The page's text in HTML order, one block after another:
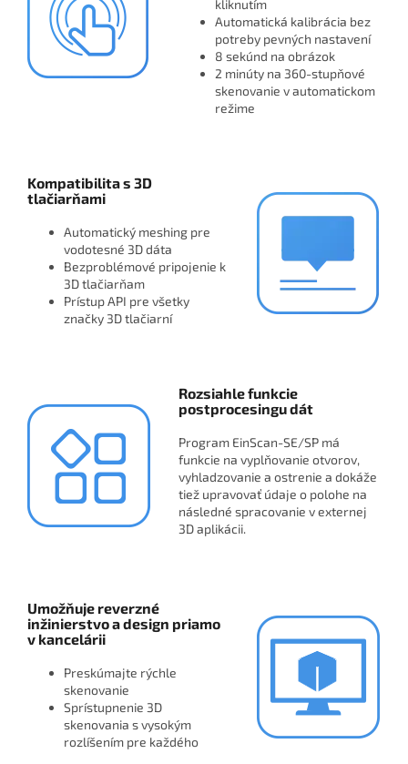
kliknutím
Automatická kalibrácia bez
potreby pevných nastavení
8 sekúnd na obrázok
2 minúty na 360-stupňové
skenovanie v automatickom
režime
Kompatibilita s 3D
tlačiarňami
Automatický meshing pre
vodotesné 3D dáta
Bezproblémové pripojenie k
3D tlačiarňam
Prístup API pre všetky
značky 3D tlačiarní
Rozsiahle funkcie
postprocesingu dát
Program EinScan-SE/SP má
funkcie na vyplňovanie otvorov,
vyhladzovanie a ostrenie a dokáže
tiež upravovať údaje o polohe na
následné spracovanie v externej
3D aplikácii.
Umožňuje reverzné
inžinierstvo a design priamo
v kancelárii
Preskúmajte rýchle
skenovanie
Sprístupnenie 3D
skenovania s vysokým
rozlíšením pre každého